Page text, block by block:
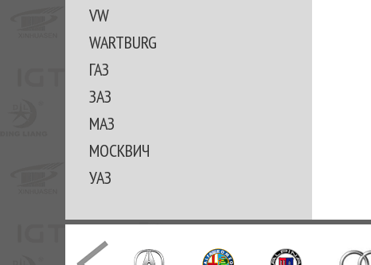
VW
WARTBURG
ГАЗ
ЗАЗ
МАЗ
МОСКВИЧ
УАЗ